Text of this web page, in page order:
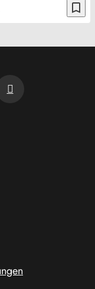
bookmark_border